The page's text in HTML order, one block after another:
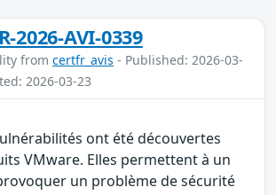
2026-AVI-0339
from certfr_avis - Published: 2026-03-
2026-03-23
ont été découvertes
VMware. Elles permettent à un
un problème de sécurité